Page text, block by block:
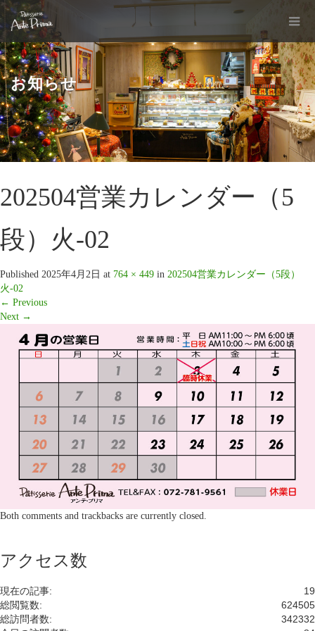
お知らせ
202504営業カレンダー（5
段）火-02
Published 2025年4月2日 at 764 × 449 in 202504営業カレンダー（5段）
火-02
← Previous
Next →
Both comments and trackbacks are currently closed.
アクセス数
19
現在の記事:
624505
総閲覧数:
342332
総訪問者数: